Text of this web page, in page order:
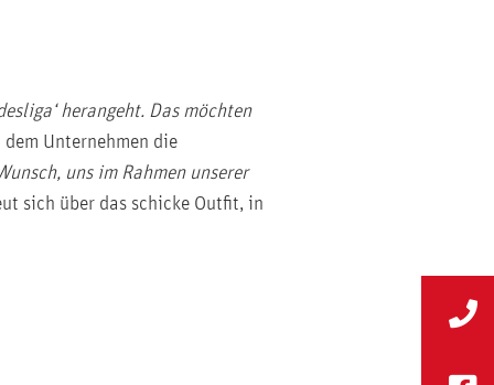
herangeht. Das möchten
Unternehmen die
uns im Rahmen unserer
sich über das schicke Outfit, in